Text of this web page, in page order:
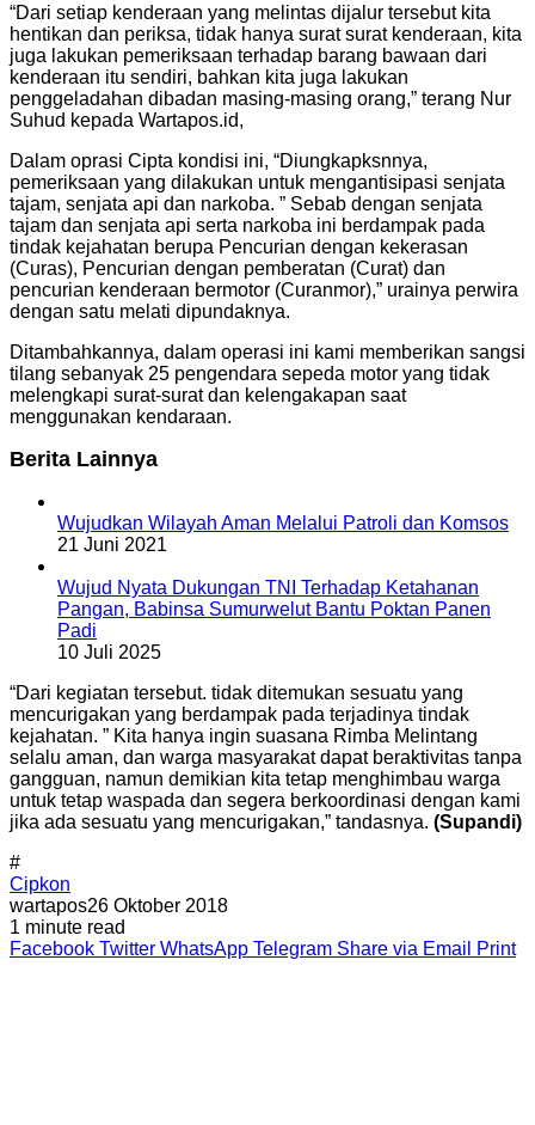
“Dari setiap kenderaan yang melintas dijalur tersebut kita
hentikan dan periksa, tidak hanya surat surat kenderaan, kita
juga lakukan pemeriksaan terhadap barang bawaan dari
kenderaan itu sendiri, bahkan kita juga lakukan
penggeladahan dibadan masing-masing orang,” terang Nur
Suhud kepada Wartapos.id,
Dalam oprasi Cipta kondisi ini, “Diungkapksnnya,
pemeriksaan yang dilakukan untuk mengantisipasi senjata
tajam, senjata api dan narkoba. ” Sebab dengan senjata
tajam dan senjata api serta narkoba ini berdampak pada
tindak kejahatan berupa Pencurian dengan kekerasan
(Curas), Pencurian dengan pemberatan (Curat) dan
pencurian kenderaan bermotor (Curanmor),” urainya perwira
dengan satu melati dipundaknya.
Ditambahkannya, dalam operasi ini kami memberikan sangsi
tilang sebanyak 25 pengendara sepeda motor yang tidak
melengkapi surat-surat dan kelengakapan saat
menggunakan kendaraan.
Berita Lainnya
Wujudkan Wilayah Aman Melalui Patroli dan Komsos
21 Juni 2021
Wujud Nyata Dukungan TNI Terhadap Ketahanan
Pangan, Babinsa Sumurwelut Bantu Poktan Panen
Padi
10 Juli 2025
“Dari kegiatan tersebut. tidak ditemukan sesuatu yang
mencurigakan yang berdampak pada terjadinya tindak
kejahatan. ” Kita hanya ingin suasana Rimba Melintang
selalu aman, dan warga masyarakat dapat beraktivitas tanpa
gangguan, namun demikian kita tetap menghimbau warga
untuk tetap waspada dan segera berkoordinasi dengan kami
jika ada sesuatu yang mencurigakan,” tandasnya. (Supandi)
#
Cipkon
wartapos26 Oktober 2018
1 minute read
Facebook Twitter WhatsApp Telegram Share via Email Print